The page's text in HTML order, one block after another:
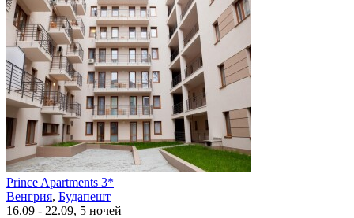
Prince Apartments 3*
Венгрия, Будапешт
16.09 - 22.09, 5 ночей